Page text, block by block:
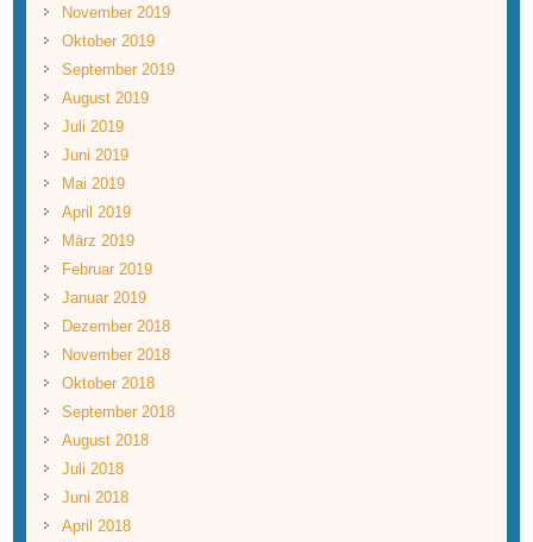
November 2019
Oktober 2019
September 2019
August 2019
Juli 2019
Juni 2019
Mai 2019
April 2019
März 2019
Februar 2019
Januar 2019
Dezember 2018
November 2018
Oktober 2018
September 2018
August 2018
Juli 2018
Juni 2018
April 2018